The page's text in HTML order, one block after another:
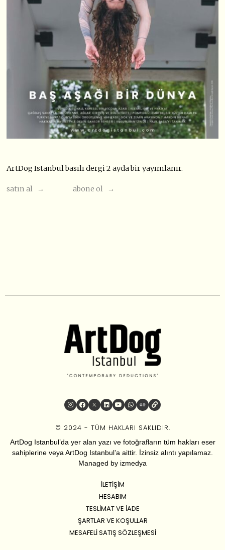
ArtDog Istanbul basılı dergi 2 ayda bir yayımlanır.
satın al → abone ol →
© 2024 - TÜM HAKLARI SAKLIDIR.
ArtDog Istanbul’da yer alan yazı ve fotoğrafların tüm hakları eser
sahiplerine veya ArtDog Istanbul’a aittir. İzinsiz alıntı yapılamaz.
Managed by izmedya
İLETIŞIM
HESABIM
TESLIMAT VE İADE
ŞARTLAR VE KOŞULLAR
MESAFELI SATIŞ SÖZLEŞMESI